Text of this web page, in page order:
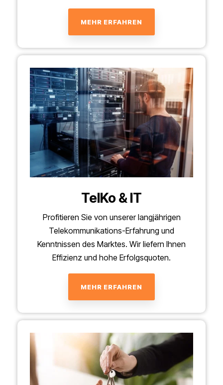
MEHR ERFAHREN
TelKo & IT
Profitieren Sie von unserer langjährigen
Telekommunikations-Erfahrung und
Kenntnissen des Marktes. Wir liefern Ihnen
Effizienz und hohe Erfolgsquoten.
MEHR ERFAHREN